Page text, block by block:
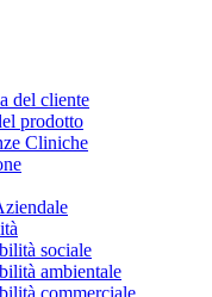
del cliente
prodotto
Cliniche
sociale
ambientale